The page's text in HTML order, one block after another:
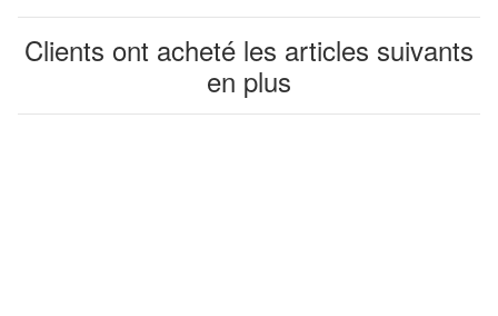
Clients ont acheté les articles suivants
en plus